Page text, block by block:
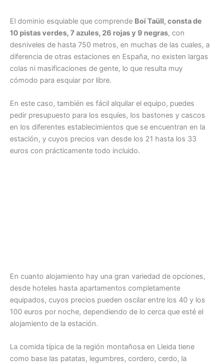
El dominio esquiable que comprende Boí Taüll, consta de
10 pistas verdes, 7 azules, 26 rojas y 9 negras, con
desniveles de hasta 750 metros, en muchas de las cuales, a
diferencia de otras estaciones en España, no existen largas
colas ni masificaciones de gente, lo que resulta muy
cómodo para esquiar por libre.
En este caso, también es fácil alquilar el equipo, puedes
pedir presupuesto para los esquíes, los bastones y cascos
en los diferentes establecimientos que se encuentran en la
estación, y cuyos precios van desde los 21 hasta los 33
euros con prácticamente todo incluido.
En cuanto alojamiento hay una gran variedad de opciones,
desde hoteles hasta apartamentos completamente
equipados, cuyos precios pueden oscilar entre los 40 y los
100 euros por noche, dependiendo de lo cerca que esté el
alojamiento de la estación.
La comida típica de la región montañosa en Lleida tiene
como base las patatas, legumbres, cordero, cerdo, la